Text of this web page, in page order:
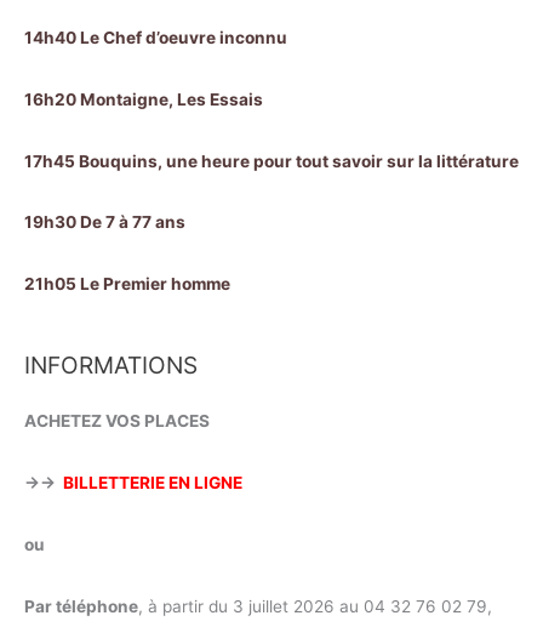
14h40 Le Chef d’oeuvre inconnu
16h20 Montaigne, Les Essais
17h45 Bouquins, une heure pour tout savoir sur la littérature
19h30 De 7 à 77 ans
21h05 Le Premier homme
INFORMATIONS
ACHETEZ VOS PLACES
→→ BILLETTERIE EN LIGNE
ou
Par téléphone, à partir du 3 juillet 2026 au 04 32 76 02 79,